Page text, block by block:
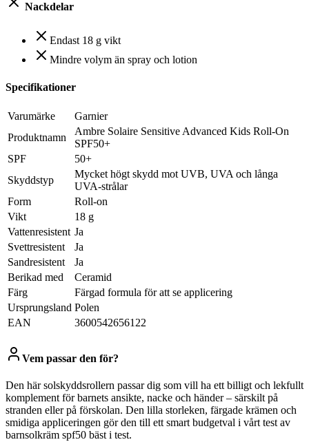
Nackdelar
Endast 18 g vikt
Mindre volym än spray och lotion
Specifikationer
Varumärke
Garnier
Produktnamn
Ambre Solaire Sensitive Advanced Kids Roll-On
SPF50+
SPF
50+
Skyddstyp
Mycket högt skydd mot UVB, UVA och långa
UVA-strålar
Form
Roll-on
Vikt
18 g
Vattenresistent Ja
Svettresistent
Ja
Sandresistent
Ja
Berikad med
Ceramid
Färg
Färgad formula för att se applicering
Ursprungsland Polen
EAN
3600542656122
Vem passar den för?
Den här solskyddsrollern passar dig som vill ha ett billigt och lekfullt
komplement för barnets ansikte, nacke och händer – särskilt på
stranden eller på förskolan. Den lilla storleken, färgade krämen och
smidiga appliceringen gör den till ett smart budgetval i vårt test av
barnsolkräm spf50 bäst i test.